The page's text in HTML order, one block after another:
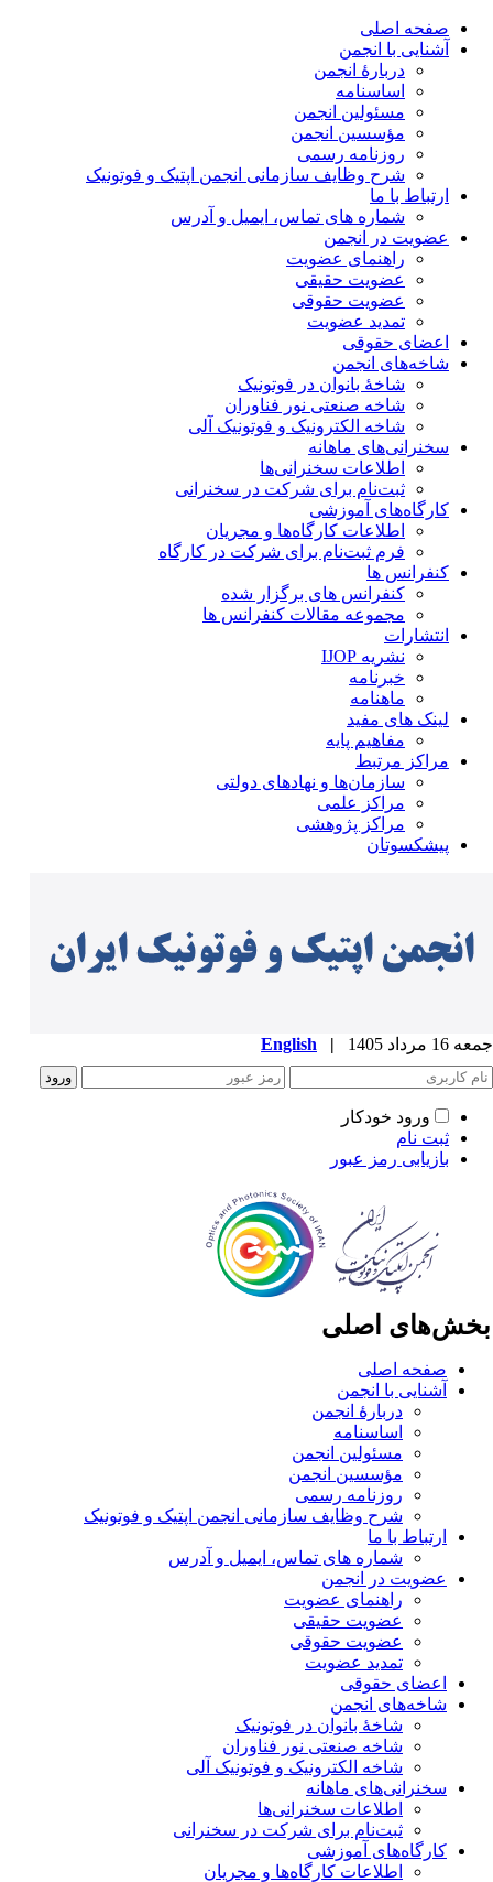
صفحه اصلی
آشنایی با انجمن
دربارۀ انجمن
اساسنامه
مسئولین انجمن
مؤسسین انجمن
روزنامه رسمی
شرح وظایف سازمانی انجمن اپتیک و فوتونیک
ارتباط با ما
شماره های تماس، ایمیل و آدرس
عضویت در انجمن
راهنمای عضویت
عضویت حقیقی
عضویت حقوقی
تمدید عضویت
اعضای حقوقی
شاخه‌های انجمن
شاخۀ بانوان در فوتونیک
شاخه صنعتی نور فناوران
شاخه‌ الکترونیک و فوتونیک آلی
سخنرانی‌های ماهانه
اطلاعات سخنرانی‌‌ها
ثبت‌نام برای شرکت در سخنرانی
کارگاه‌های آموزشی
اطلاعات کارگاه‌ها و مجریان
فرم ثبت‌نام برای شرکت در کارگاه
کنفرانس ها
کنفرانس های برگزار شده
مجموعه مقالات کنفرانس ها
انتشارات
نشریه IJOP
خبرنامه
ماهنامه
لینک های مفید
مفاهیم پایه
مراکز مرتبط
سازمان‌ها و نهادهای دولتی
مراکز علمی
مراکز پژوهشی
پیشکسوتان
مرداد 1405 |
English
ورود خودکار
ثبت نام
بازیابی رمز عبور
اصلی
صفحه اصلی
آشنایی با انجمن
دربارۀ انجمن
اساسنامه
مسئولین انجمن
مؤسسین انجمن
روزنامه رسمی
شرح وظایف سازمانی انجمن اپتیک و فوتونیک
ارتباط با ما
شماره های تماس، ایمیل و آدرس
عضویت در انجمن
راهنمای عضویت
عضویت حقیقی
عضویت حقوقی
تمدید عضویت
اعضای حقوقی
شاخه‌های انجمن
شاخۀ بانوان در فوتونیک
شاخه صنعتی نور فناوران
شاخه‌ الکترونیک و فوتونیک آلی
سخنرانی‌های ماهانه
اطلاعات سخنرانی‌‌ها
ثبت‌نام برای شرکت در سخنرانی
کارگاه‌های آموزشی
اطلاعات کارگاه‌ها و مجریان